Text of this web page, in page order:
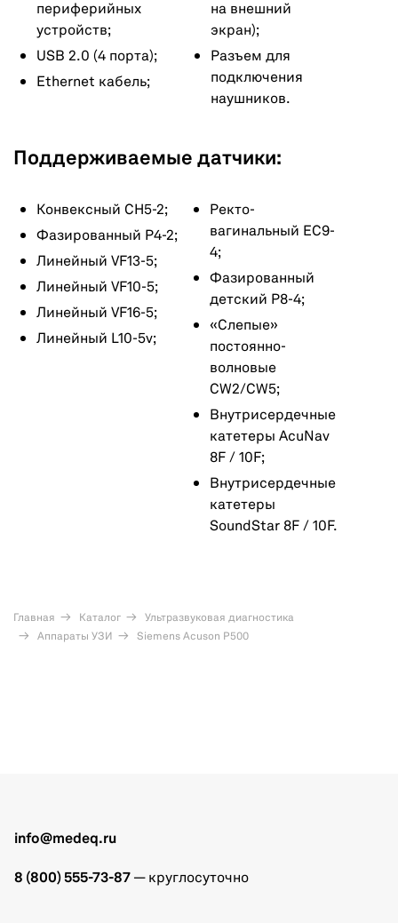
периферийных
устройств;
USB 2.0 (4 порта);
Ethernet кабель;
на внешний
экран);
Разъем для
подключения
наушников.
Поддерживаемые датчики:
Конвексный CH5-2;
Фазированный P4-2;
Линейный VF13-5;
Линейный VF10-5;
Линейный VF16-5;
Линейный L10-5v;
Ректо-
вагинальный EC9-
4;
Фазированный
детский P8-4;
«Слепые»
постоянно-
волновые
CW2/CW5;
Внутрисердечные
катетеры AcuNav
8F / 10F;
Внутрисердечные
катетеры
SoundStar 8F / 10F.
Главная Каталог
Ультразвуковая диагностика
Аппараты УЗИ
Siemens Acuson P500
info@medeq.ru
8 (800) 555-73-87 — круглосуточно